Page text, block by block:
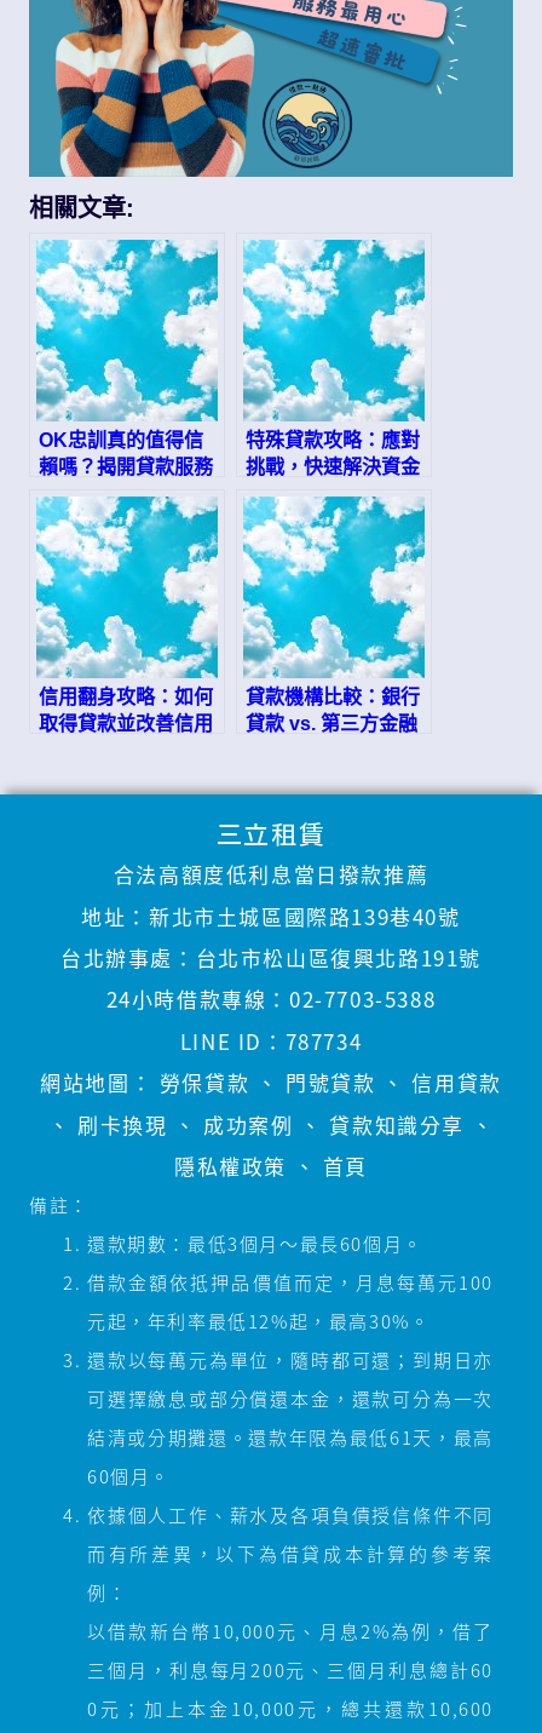
相關文章:
OK忠訓真的值得信
賴嗎？揭開貸款服務
的迷思
特殊貸款攻略：應對
挑戰，快速解決資金
需求
信用翻身攻略：如何
取得貸款並改善信用
貸款機構比較：銀行
貸款 vs. 第三方金融
三立租賃
合法高額度低利息當日撥款推薦
地址：新北市土城區國際路139巷40號
台北辦事處： 台北市松山區復興北路191號
24小時借款專線：02-7703-5388
LINE ID： 787734
網站地圖： 勞保貸款 、 門號貸款 、 信用貸款
、 刷卡換現 、 成功案例 、 貸款知識分享 、
隱私權政策 、 首頁
備註：
還款期數：最低3個月～最長60個月。
借款金額依抵押品價值而定，月息每萬元100
元起，年利率最低12%起，最高30%。
還款以每萬元為單位，隨時都可還；到期日亦
可選擇繳息或部分償還本金，還款可分為一次
結清或分期攤還。還款年限為最低61天，最高
60個月。
依據個人工作、薪水及各項負債授信條件不同
而有所差異，以下為借貸成本計算的參考案
例：
以借款新台幣10,000元、月息2%為例，借了
三個月，利息每月200元、三個月利息總計60
0元；加上本金10,000元，總共還款10,600